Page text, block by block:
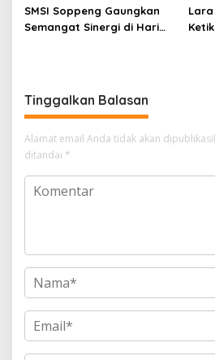
SMSI Soppeng Gaungkan
Semangat Sinergi di Hari
Tinggalkan Balasan
Alamat email Anda tidak akan
ditandai *